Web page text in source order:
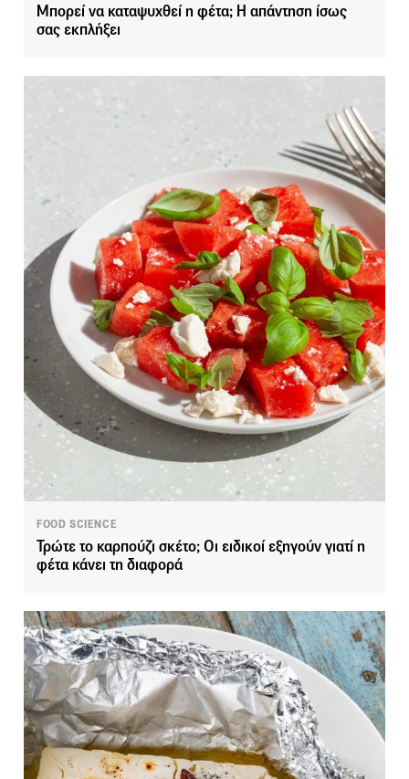
Μπορεί να καταψυχθεί η φέτα; Η απάντηση ίσως
σας εκπλήξει
FOOD SCIENCE
Τρώτε το καρπούζι σκέτο; Οι ειδικοί εξηγούν γιατί η
φέτα κάνει τη διαφορά